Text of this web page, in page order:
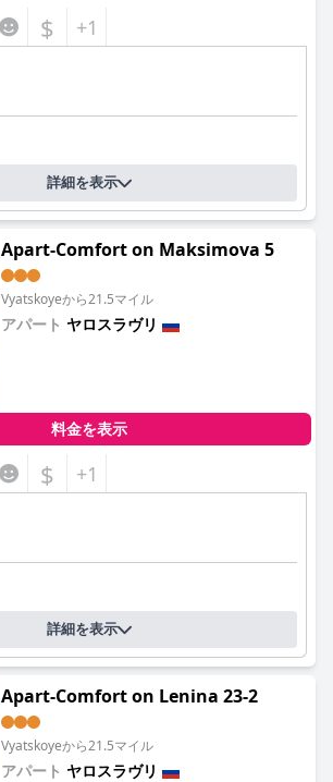
$ +1
詳細を表示
Apart-Comfort on Maksimova 5
Vyatskoyeから21.5マイル
アパート ヤロスラヴリ
料金を表示
$ +1
詳細を表示
Apart-Comfort on Lenina 23-2
Vyatskoyeから21.5マイル
アパート ヤロスラヴリ